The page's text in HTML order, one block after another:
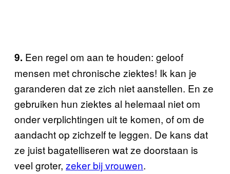
9. Een regel om aan te houden: geloof
mensen met chronische ziektes! Ik kan je
garanderen dat ze zich niet aanstellen. En ze
gebruiken hun ziektes al helemaal niet om
onder verplichtingen uit te komen, of om de
aandacht op zichzelf te leggen. De kans dat
ze juist bagatelliseren wat ze doorstaan is
veel groter, zeker bij vrouwen.